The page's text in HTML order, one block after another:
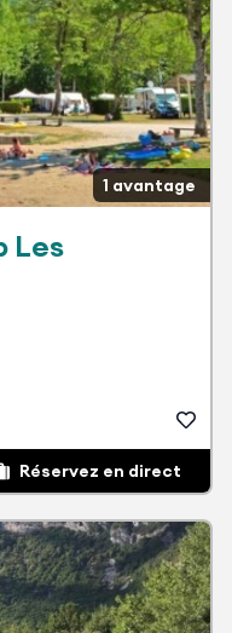
1 avantage
Les
Réservez en direct